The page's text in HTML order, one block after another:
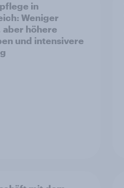
in
Weniger
aber höhere
und intensivere